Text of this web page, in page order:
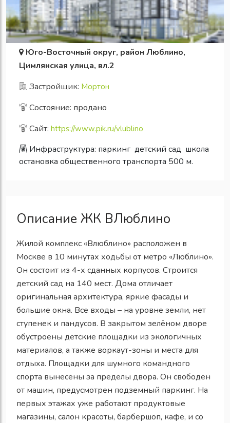
Юго-Восточный округ, район Люблино,
Цимлянская улица, вл.2
Застройщик: Мортон
Состояние: продано
Сайт: https://www.pik.ru/vlublino
Инфраструктура: паркинг детский сад школа
остановка общественного транспорта 500 м.
Описание ЖК ВЛюблино
Жилой комплекс «Влюблино» расположен в
Москве в 10 минутах ходьбы от метро «Люблино».
Он состоит из 4-х сданных корпусов. Строится
детский сад на 140 мест. Дома отличает
оригинальная архитектура, яркие фасады и
большие окна. Все входы – на уровне земли, нет
ступенек и пандусов. В закрытом зелёном дворе
обустроены детские площадки из экологичных
материалов, а также воркаут-зоны и места для
отдыха. Площадки для шумного командного
спорта вынесены за пределы двора. Он свободен
от машин, предусмотрен подземный паркинг. На
первых этажах уже работают продуктовые
магазины, салон красоты, барбершоп, кафе, и со